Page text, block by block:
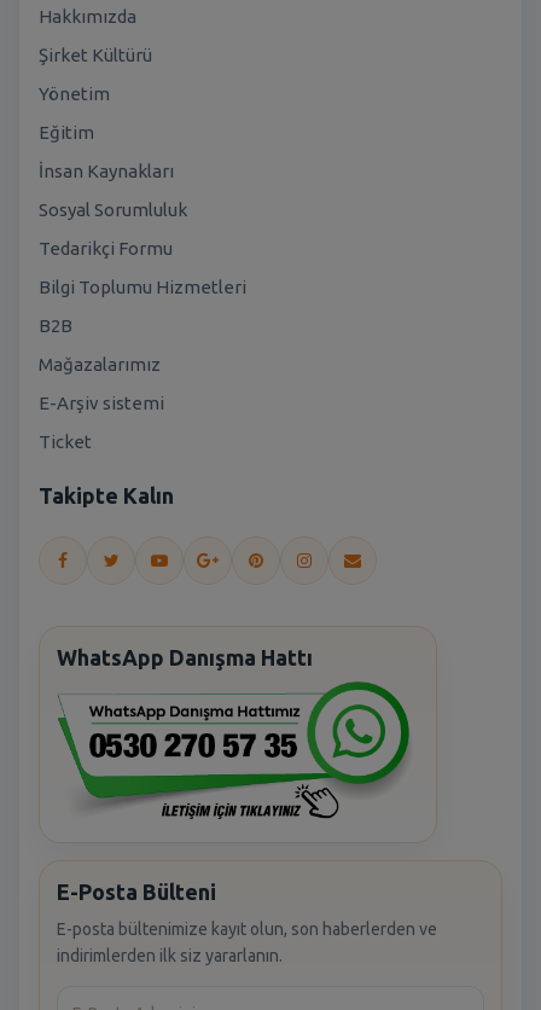
Hakkımızda
Şirket Kültürü
Yönetim
Eğitim
İnsan Kaynakları
Sosyal Sorumluluk
Tedarikçi Formu
Bilgi Toplumu Hizmetleri
B2B
Mağazalarımız
E-Arşiv sistemi
Ticket
Takipte Kalın
WhatsApp Danışma Hattı
E-Posta Bülteni
E-posta bültenimize kayıt olun, son haberlerden ve
indirimlerden ilk siz yararlanın.